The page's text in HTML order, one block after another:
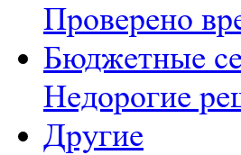
Проверено
Бюджетные
Недорогие
Другие